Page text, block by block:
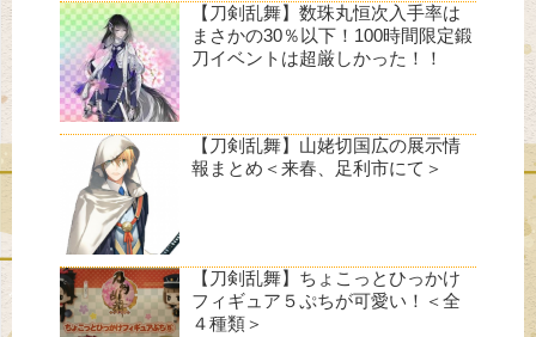
【刀剣乱舞】数珠丸恒次入手率は
まさかの30％以下！100時間限定鍛
刀イベントは超厳しかった！！
【刀剣乱舞】山姥切国広の展示情
報まとめ＜来春、足利市にて＞
【刀剣乱舞】ちょこっとひっかけ
フィギュア５ぷちが可愛い！＜全
４種類＞